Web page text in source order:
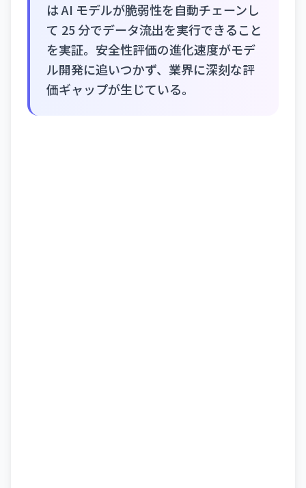
は AI モデルが脆弱性を自動チェーンし
て 25 分でデータ流出を実行できること
を実証。安全性評価の進化速度がモデ
ル開発に追いつかず、業界に深刻な評
価ギャップが生じている。